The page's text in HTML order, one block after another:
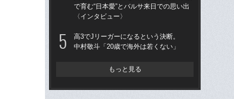
で育む“日本愛”とバルサ来日での思い出
〈インタビュー〉
高3でJリーガーになるという決断。
中村敬斗「20歳で海外は若くない」
もっと見る